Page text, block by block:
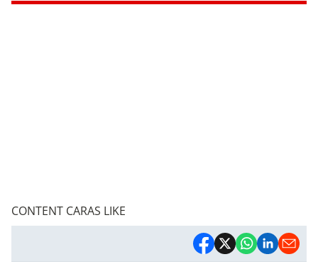
CONTENT CARAS LIKE